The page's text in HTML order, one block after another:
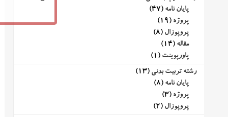
پایان نامه (47)
پروژه (19)
پروپوزال (8)
مقاله (14)
پاورپوینت (1)
رشته تربیت بدنی (13)
پایان نامه (8)
پروژه (3)
پروپوزال (2)